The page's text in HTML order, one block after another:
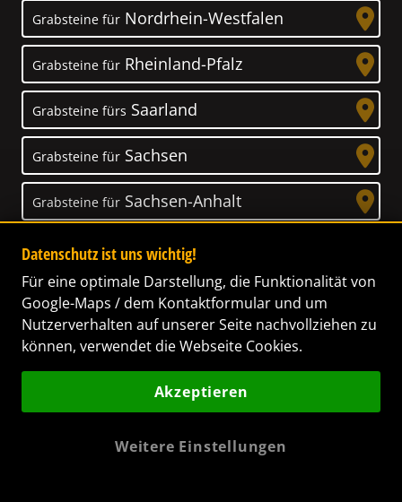
Grabsteine für Nordrhein-Westfalen
Grabsteine für Rheinland-Pfalz
Grabsteine fürs Saarland
Grabsteine für Sachsen
Grabsteine für Sachsen-Anhalt
Grabsteine für Schleswig-Holstein
Grabsteine fürThüringen
Unser Anspruch
Das Leben ist ein Geschenk! – Nun haben wir
Datenschutz ist uns wichtig!
Für eine optimale Darstellung, die Funktionalität von
Google-Maps / dem Kontaktformular und um
Nutzerverhalten auf unserer Seite nachvollziehen zu
können, verwendet die Webseite Cookies.
Akzeptieren
Weitere Einstellungen